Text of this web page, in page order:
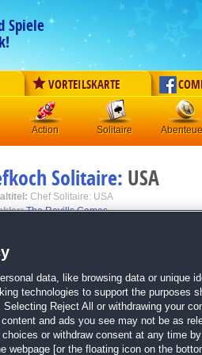
Spiele
VORTEILSKARTE
Action Solitaire
Solitaire: USA
Chef Solitaire: USA
The Revills Games
480 knackige Solitaire-Levels in 48 Staaten
Minispiele für noch mehr
Küchengerätschaften zum Solitaire-
witzige Rahmenhandlung im TV-Kochshow-
data, like browsing data or unique
technologies to support the purposes
Reject All or withdrawing your
and ads you see may not be as
or withdraw consent at any time
webpage [or the floating icon on the